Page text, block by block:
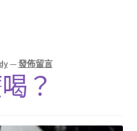
—發佈留言
？